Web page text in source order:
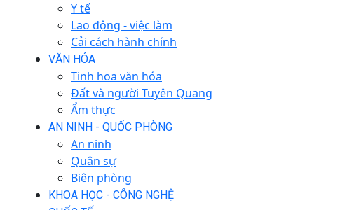
Y tế
Lao động - việc làm
Cải cách hành chính
VĂN HÓA
Tinh hoa văn hóa
Đất và người Tuyên Quang
Ẩm thực
AN NINH - QUỐC PHÒNG
An ninh
Quân sự
Biên phòng
KHOA HỌC - CÔNG NGHỆ